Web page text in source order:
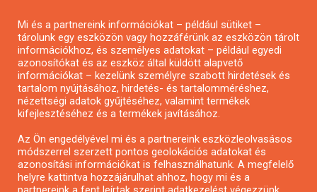
Pályázatírás civil szervezeteknek
Pályázatírás önkormányzatoknak
Pályázatfigyelés
Specifikus pályázatfigyelés vagy hírlevél
Pályázatok magánszemélyeknek
Mi és a partnereink információkat – például sütiket –
tárolunk egy eszközön vagy hozzáférünk az eszközön tárolt
információkhoz, és személyes adatokat – például egyedi
azonosítókat és az eszköz által küldött alapvető
információkat – kezelünk személyre szabott hirdetések és
tartalom nyújtásához, hirdetés- és tartalomméréshez,
nézettségi adatok gyűjtéséhez, valamint termékek
kifejlesztéséhez és a termékek javításához.
Az Ön engedélyével mi és a partnereink eszközleolvasásos
módszerrel szerzett pontos geolokációs adatokat és
azonosítási információkat is felhasználhatunk. A megfelelő
helyre kattintva hozzájárulhat ahhoz, hogy mi és a